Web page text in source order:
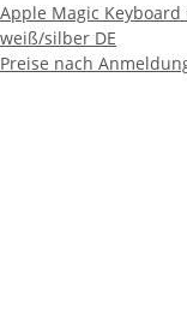
Apple Magic
weiß/silber DE
Preise nach